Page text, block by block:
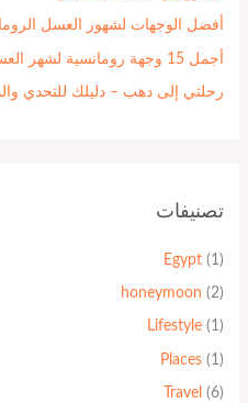
أفضل الوجهات لشهور العسل الرومانسية لعام
أجمل 15 وجهة رومانسية لشهر العسل 2024
رحلتي إلى دهب – دليلك للتحدي
تصنيفات
Egypt(1)
honeymoon (2)
Lifestyle(1)
Places(1)
Travel (6)